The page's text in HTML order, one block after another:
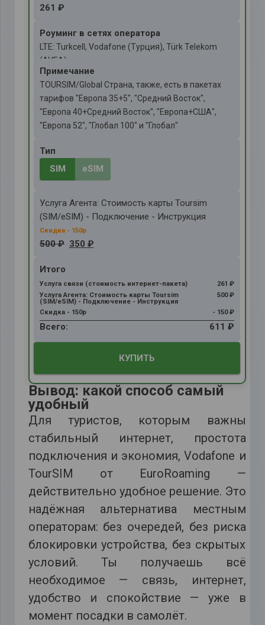
261 ₽
Роуминг в сетях оператора
LTE: Turkcell, Vodafone (Турция), Türk Telekom
(AVEA)
Примечаниe
TOURSIM/Global Страна, также, есть в пакетах
тарифов "Европа 35+5", "Средний Восток",
"Европа 40+Средний Восток", "Европа+США",
"Европа 52", "Глобал 100" и "Глобал"
Тип
SIM
eSIM
Услуга Агента: Стоимость карты Toursim
(SIM/eSIM) - Подключение - Инструкция
500 ₽ 350 ₽
Итого
Услуга связи (стоимость интернет-пакета)
261 ₽
Услуга Агента: Стоимость карты Toursim
(SIM/eSIM) - Подключение - Инструкция
500 ₽
Скидка - 150р - 150 ₽
Всего: 611 ₽
КУПИТЬ
Вывод: какой способ самый
удобный
Для туристов, которым важны
стабильный интернет, простота
подключения и экономия, Vodafone и
TourSIM от EuroRoaming —
действительно удобное решение. Это
надёжная альтернатива местным
операторам: без очередей, без риска
блокировки устройства, без скрытых
условий. Ты получаешь всё
необходимое — связь, интернет,
удобство и спокойствие — уже в
момент посадки в самолёт.